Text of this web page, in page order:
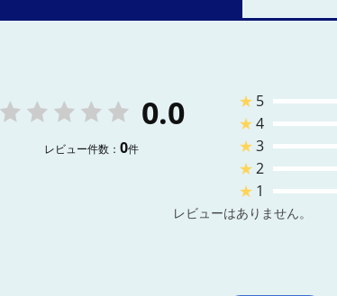
0.0
レビュー件数： 0件
★ 5
★4
★3
★2
★ 1
レビューはありません。